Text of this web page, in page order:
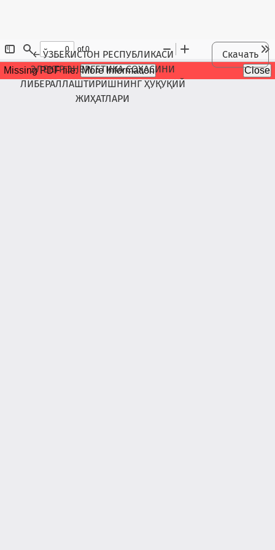
←Maqola tafsilotlariga qaytish
ЎЗБЕКИCТОН РЕСПУБЛИКАСИ
ЭЛЕКТР ЭНЕРГЕТИКА СОҲАСИНИ
ЛИБЕРАЛЛАШТИРИШНИНГ ҲУҚУҚИЙ
ЖИҲАТЛАРИ
Скачать